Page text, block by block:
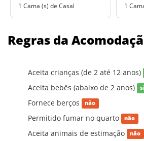
1 Cama (s) de Casal 1
Regras da
Aceita crianças (de 2 até 12 anos)
Aceita bebês (abaixo de 2 anos)
Fornece berços não
Permitido fumar no quarto não
Aceita animais de estimação não